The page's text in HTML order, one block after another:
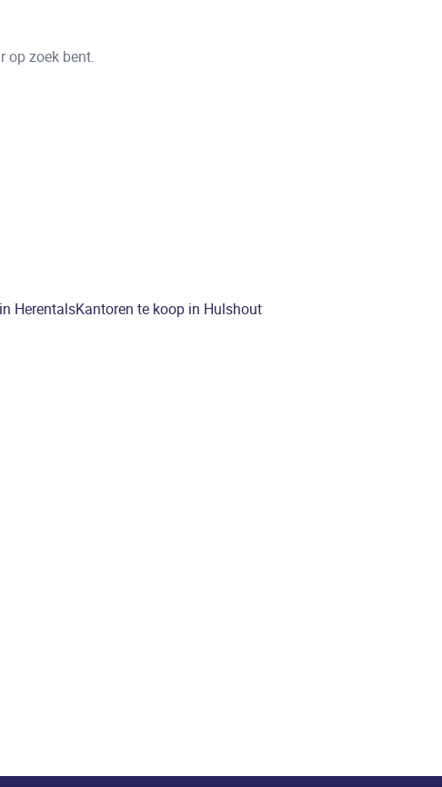
op zoek bent.
HerentalsKantoren te koop in Hulshout